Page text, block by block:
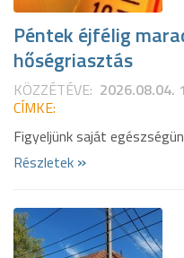
Péntek éjfélig
hőségriasztás
KÖZZÉTÉVE: 2026.08.04.
CÍMKE:
Figyeljünk saját
Részletek »